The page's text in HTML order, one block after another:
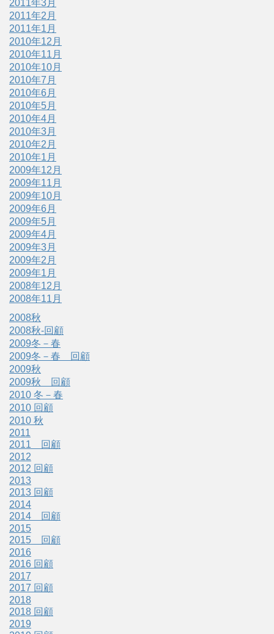
2011年3月
2011年2月
2011年1月
2010年12月
2010年11月
2010年10月
2010年7月
2010年6月
2010年5月
2010年4月
2010年3月
2010年2月
2010年1月
2009年12月
2009年11月
2009年10月
2009年6月
2009年5月
2009年4月
2009年3月
2009年2月
2009年1月
2008年12月
2008年11月
2008秋
2008秋-回顧
2009冬－春
2009冬－春 回顧
2009秋
2009秋 回顧
2010 冬－春
2010 回顧
2010 秋
2011
2011 回顧
2012
2012 回顧
2013
2013 回顧
2014
2014 回顧
2015
2015 回顧
2016
2016 回顧
2017
2017 回顧
2018
2018 回顧
2019